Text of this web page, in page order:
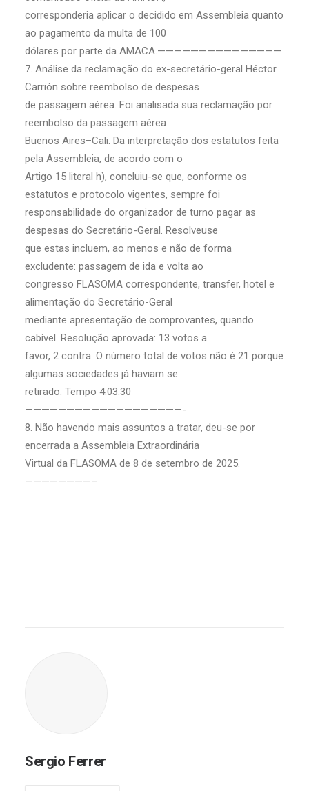
corresponderia aplicar o decidido em Assembleia quanto
ao pagamento da multa de 100
dólares por parte da AMACA.———————————————
7. Análise da reclamação do ex-secretário-geral Héctor
Carrión sobre reembolso de despesas
de passagem aérea. Foi analisada sua reclamação por
reembolso da passagem aérea
Buenos Aires–Cali. Da interpretação dos estatutos feita
pela Assembleia, de acordo com o
Artigo 15 literal h), concluiu-se que, conforme os
estatutos e protocolo vigentes, sempre foi
responsabilidade do organizador de turno pagar as
despesas do Secretário-Geral. Resolveuse
que estas incluem, ao menos e não de forma
excludente: passagem de ida e volta ao
congresso FLASOMA correspondente, transfer, hotel e
alimentação do Secretário-Geral
mediante apresentação de comprovantes, quando
cabível. Resolução aprovada: 13 votos a
favor, 2 contra. O número total de votos não é 21 porque
algumas sociedades já haviam se
retirado. Tempo 4:03:30
———————————————————-
8. Não havendo mais assuntos a tratar, deu-se por
encerrada a Assembleia Extraordinária
Virtual da FLASOMA de 8 de setembro de 2025.
————————–
Sergio Ferrer